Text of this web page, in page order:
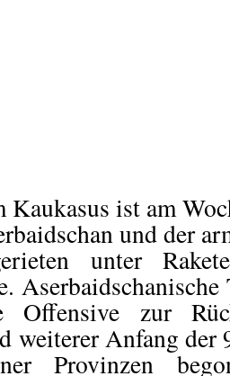
erhebt nicht den
mit Namen
der Meinung
freut sich über jede
Hinweise
Jeden